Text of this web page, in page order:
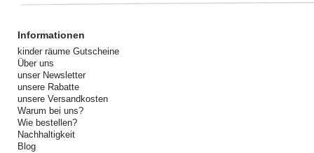
Informationen
kinder räume Gutscheine
Über uns
unser Newsletter
unsere Rabatte
unsere Versandkosten
Warum bei uns?
Wie bestellen?
Nachhaltigkeit
Blog